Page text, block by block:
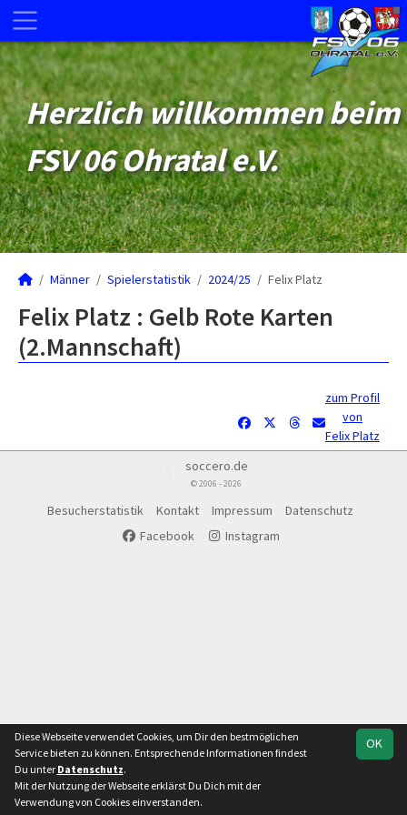
Herzlich willkommen beim
FSV 06 Ohratal e.V.
Männer Spielerstatistik 2024/25 Felix Platz
Felix Platz : Gelb Rote Karten
(2.Mannschaft)
zum Profil
von
Felix Platz
soccero.de
© 2006 - 2026
Besucherstatistik Kontakt Impressum
Datenschutz
Facebook
Instagram
OK
Diese Webseite verwendet Cookies, um Dir den bestmöglichen
Service bieten zu können. Entsprechende Informationen findest
Du unter Datenschutz.
Mit der Nutzung der Webseite erklärst Du Dich mit der
Verwendung von Cookies einverstanden.